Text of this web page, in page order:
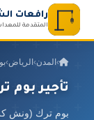
رافعات
المتقدمة
› المدن› الرياض›
تأجير بوم
بوم ترك (ونش